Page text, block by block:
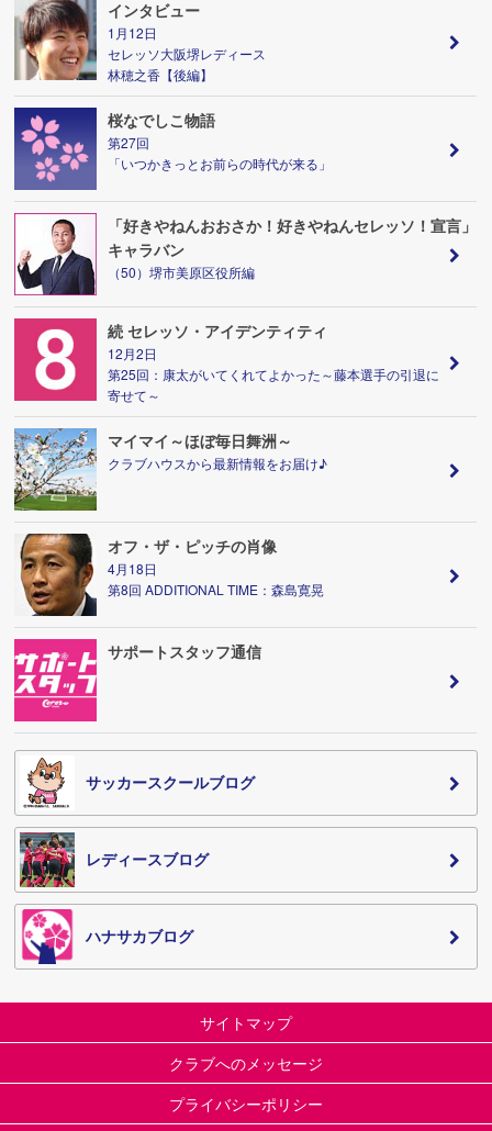
インタビュー
1月12日
セレッソ大阪堺レディース
林穂之香【後編】
桜なでしこ物語
第27回
「いつかきっとお前らの時代が来る」
「好きやねんおおさか！好きやねんセレッソ！宣言」
キャラバン
（50）堺市美原区役所編
続 セレッソ・アイデンティティ
12月2日
第25回：康太がいてくれてよかった～藤本選手の引退に
寄せて～
マイマイ～ほぼ毎日舞洲～
クラブハウスから最新情報をお届け♪
オフ・ザ・ピッチの肖像
4月18日
第8回 ADDITIONAL TIME：森島寛晃
サポートスタッフ通信
サッカースクールブログ
レディースブログ
ハナサカブログ
サイトマップ
クラブへのメッセージ
プライバシーポリシー